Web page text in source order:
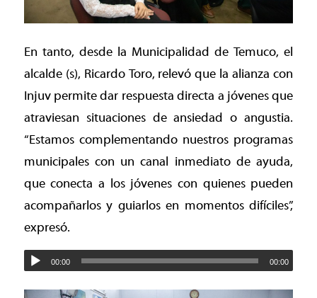
En tanto, desde la Municipalidad de Temuco, el
alcalde (s), Ricardo Toro, relevó que la alianza con
Injuv permite dar respuesta directa a jóvenes que
atraviesan situaciones de ansiedad o angustia.
“Estamos complementando nuestros programas
municipales con un canal inmediato de ayuda,
que conecta a los jóvenes con quienes pueden
acompañarlos y guiarlos en momentos difíciles”,
expresó.
00:00 00:00